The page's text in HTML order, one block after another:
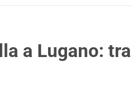
a Lugano: tra